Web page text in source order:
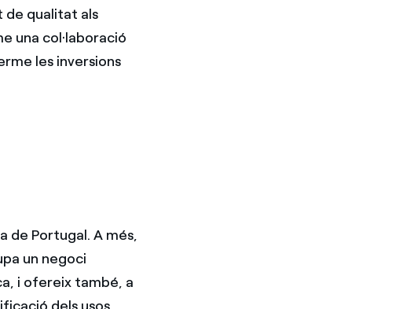
de qualitat als
una col·laboració
les inversions
de Portugal. A més,
un negoci
i ofereix també, a